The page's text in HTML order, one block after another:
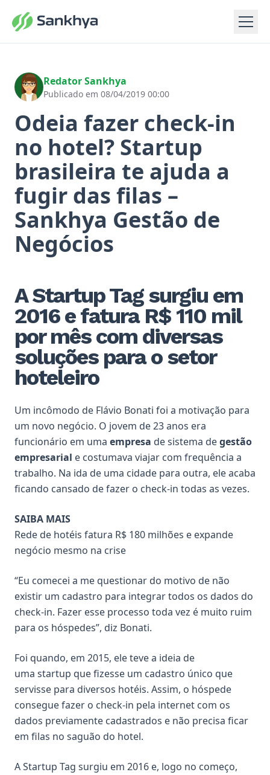
Redator Sankhya
Publicado em 08/04/2019 00:00
Odeia fazer check-in
no hotel? Startup
brasileira te ajuda a
fugir das filas –
Sankhya Gestão de
Negócios
A Startup Tag surgiu em
2016 e fatura R$ 110 mil
por mês com diversas
soluções para o setor
hoteleiro
Um incômodo de Flávio Bonati foi a motivação para
um novo negócio. O jovem de 23 anos era
funcionário em uma empresa de sistema degestão
empresarial e costumava viajar com frequência a
trabalho. Na ida de uma cidade para outra, ele acaba
ficando cansado de fazer o check-in todas as vezes.
SAIBA MAIS
Rede de hotéis fatura R$ 180 milhões e expande
negócio mesmo na crise
“Eu comecei a me questionar do motivo de não
existir um cadastro para integrar todos os dados do
check-in. Fazer esse processo toda vez é muito ruim
para os hóspedes”, diz Bonati.
Foi quando, em 2015, ele teve a ideia de
uma startup que fizesse um cadastro único que
servisse para diversos hotéis. Assim, o hóspede
consegue fazer o check-in pela internet com os
dados previamente cadastrados e não precisa ficar
em filas no saguão do hotel.
AStartup Tag surgiu em 2016 e, logo no começo,